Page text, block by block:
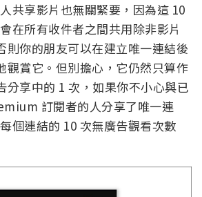
共享影片也無關緊要，因為這 10
在所有收件者之間共用除非影片
則你的朋友可以在建立唯一連結後
觀賞它。但別擔心，它仍然只算作
分享中的 1 次，如果你不小心與已
訂閱者的人分享了唯一連
個連結的 10 次無廣告觀看次數